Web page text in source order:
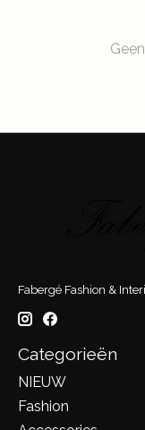
Fabergé Fashion &
Categorieën
NIEUW
Fashion